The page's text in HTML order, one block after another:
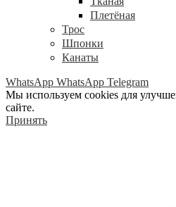
Плетёная
Трос
Шпонки
Канаты
WhatsApp WhatsApp Telegram
Мы используем cookies для
сайте.
Принять